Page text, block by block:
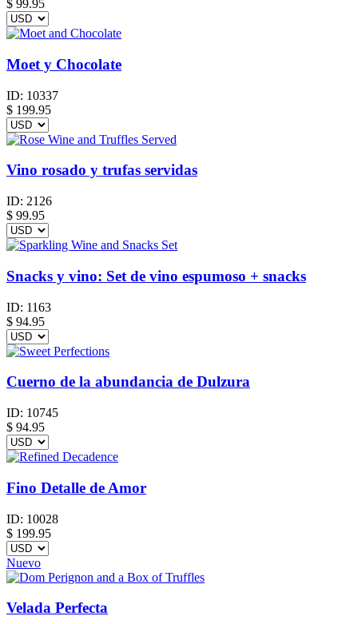
$ 99.95
Moet y Chocolate
ID: 10337
$ 199.95
Vino rosado y trufas servidas
ID: 2126
$ 99.95
Snacks y vino: Set de vino espumoso + snacks
ID: 1163
$ 94.95
Cuerno de la abundancia de Dulzura
ID: 10745
$ 94.95
Fino Detalle de Amor
ID: 10028
$ 199.95
Nuevo
Velada Perfecta